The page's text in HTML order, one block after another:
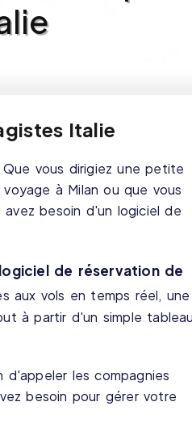
Italie
vous dirigiez une petite
à Milan ou que vous
besoin d'un logiciel de
logiciel de réservation de
aux vols en temps réel, une
à partir d'un simple
d'appeler les compagnies
besoin pour gérer votre